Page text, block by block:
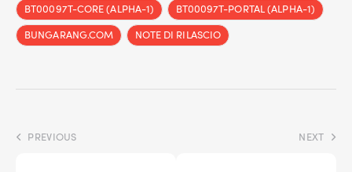
BT00097T-CORE (ALPHA-1)
BT00097T-PORTAL (ALPHA-1)
BUNGARANG.COM
NOTE DI RILASCIO
PREVIOUS NEXT